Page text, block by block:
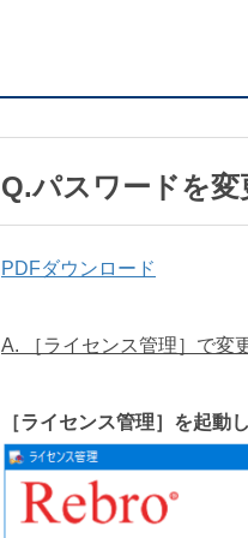
Q.パスワードを変
PDFダウンロード
A. ［ライセンス管理］で変
［ライセンス管理］を起動